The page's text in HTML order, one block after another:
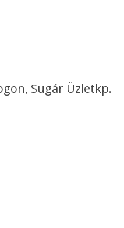
Sugár Üzletkp.